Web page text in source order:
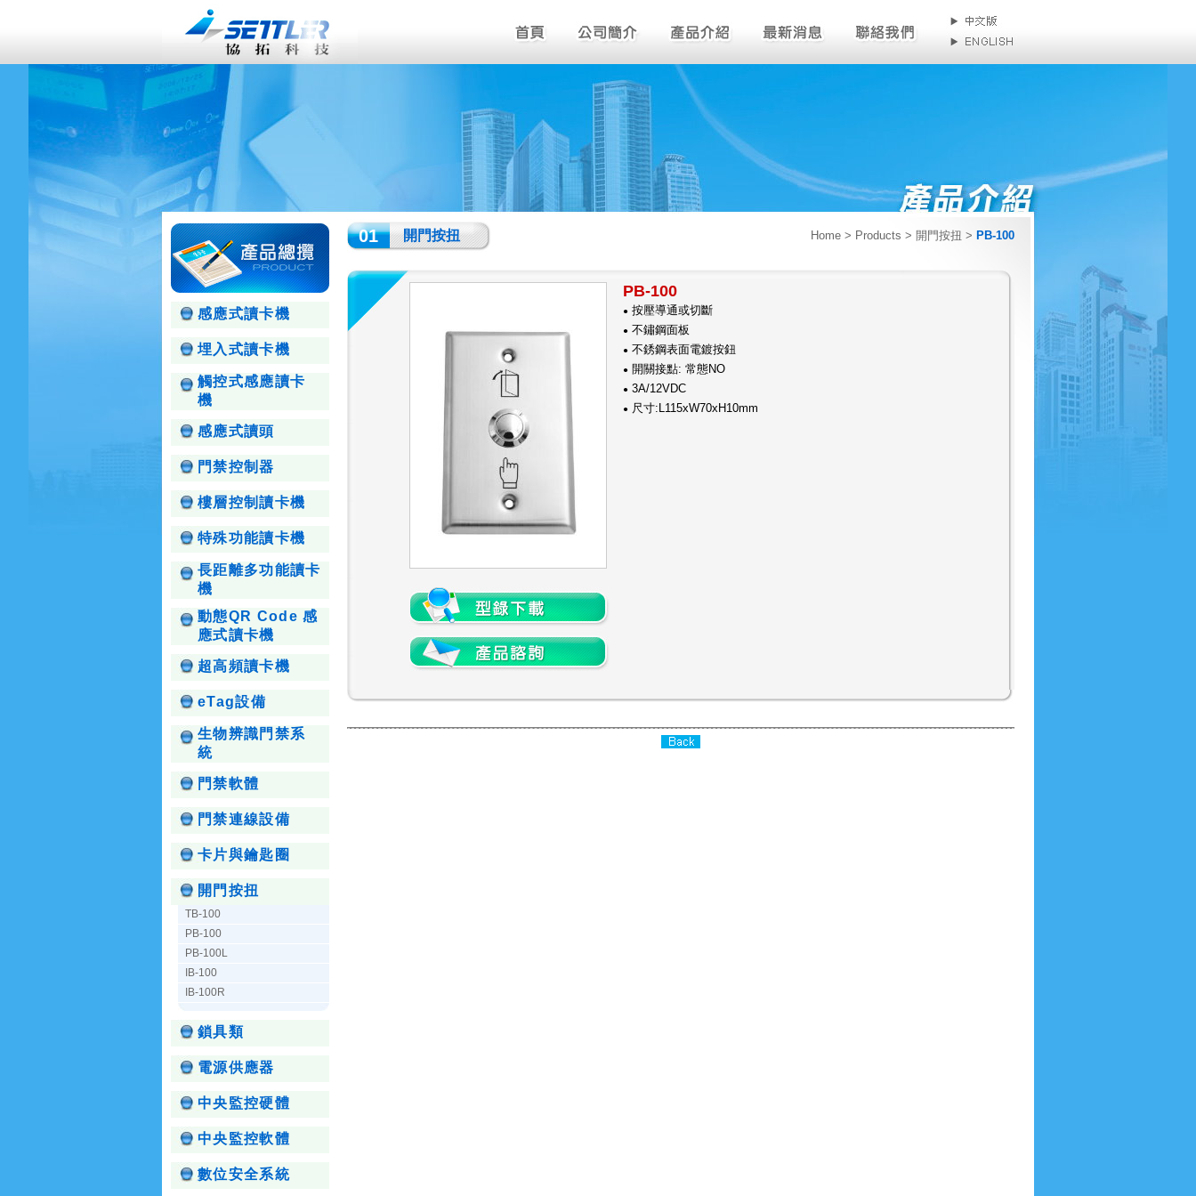
感應式讀卡機
埋入式讀卡機
觸控式感應讀卡
機
感應式讀頭
門禁控制器
樓層控制讀卡機
特殊功能讀卡機
長距離多功能讀卡
機
動態QR Code 感
應式讀卡機
超高頻讀卡機
eTag設備
生物辨識門禁系
統
門禁軟體
門禁連線設備
卡片與鑰匙圈
開門按扭
TB-100
PB-100
PB-100L
IB-100
IB-100R
鎖具類
電源供應器
中央監控硬體
中央監控軟體
數位安全系統
01 開門按扭 Home > Products > 開門按扭 > PB-100
PB-100
● 按壓導通或切斷
● 不鏽鋼面板
● 不銹鋼表面電鍍按鈕
● 開關接點: 常態NO
● 3A/12VDC
● 尺寸:L115xW70xH10mm